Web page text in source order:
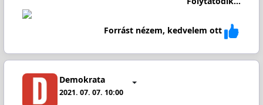
Forrást nézem, kedvelem ott
Demokrata
2021. 07. 07. 10:00